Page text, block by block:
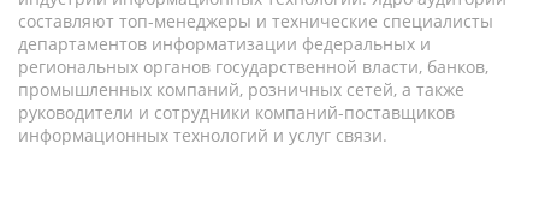
составляют топ-менеджеры и технические специалисты
департаментов информатизации федеральных и
региональных органов государственной власти, банков,
промышленных компаний, розничных сетей, а также
руководители и сотрудники компаний-поставщиков
информационных технологий и услуг связи.